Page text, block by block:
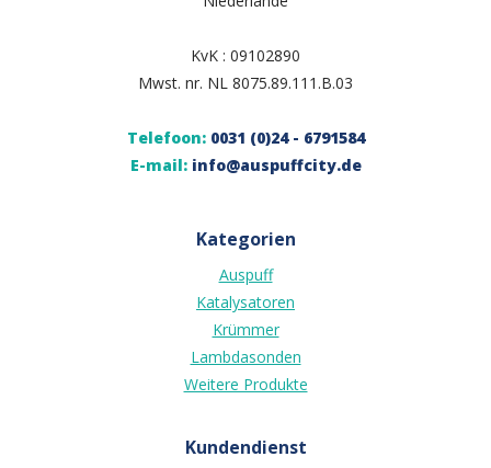
KvK : 09102890
Mwst. nr. NL 8075.89.111.B.03
Telefoon: 0031 (0)24 - 6791584
E-mail: info@auspuffcity.de
Kategorien
Auspuff
Katalysatoren
Krümmer
Lambdasonden
Weitere Produkte
Kundendienst